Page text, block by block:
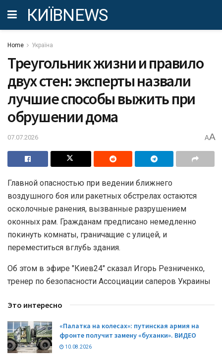
КИЇВNEWS
Home Україна
Треугольник жизни и правило
двух стен: эксперты назвали
лучшие способы выжить при
обрушении дома
07.07.2026 AA
Главной опасностью при ведении ближнего
воздушного боя или ракетных обстрелах остаются
осколочные ранения, вызванные разрушением
оконных рам. Гражданам предписано немедленно
покинуть комнаты, граничащие с улицей, и
переместиться вглубь здания.
Об этом в эфире "Киев24" сказал Игорь Резниченко,
тренер по безопасности Ассоциации саперов Украины
Это интересно
«Палатка на колесах»: путинская армия на
фронте получит замену «буханки». ВИДЕО
10.08.2026